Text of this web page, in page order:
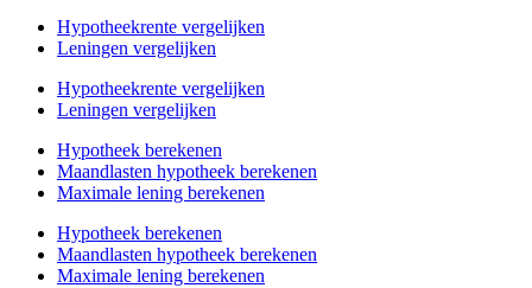
Hypotheekrente vergelijken
Leningen vergelijken
Hypotheekrente vergelijken
Leningen vergelijken
Hypotheek berekenen
Maandlasten hypotheek berekenen
Maximale lening berekenen
Hypotheek berekenen
Maandlasten hypotheek berekenen
Maximale lening berekenen